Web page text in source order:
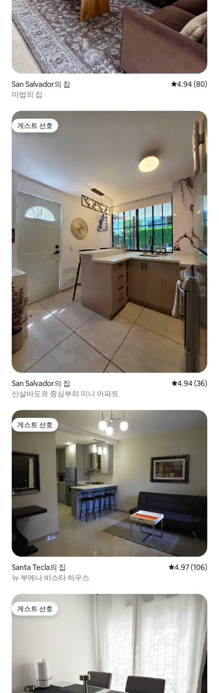
San Salvador의 집 평점 4.94점(5
4.94 (80)
마법의 집
게스트 선호
게스트 선호
San Salvador의 집 평점 4.94점(5
4.94 (36)
산살바도르 중심부의 미니 아파트
게스트 선호
게스트 선호
Santa Tecla의 집 평점 4.97점(5
4.97 (106)
뉴 부에나 비스타 하우스
게스트 선호
게스트 선호